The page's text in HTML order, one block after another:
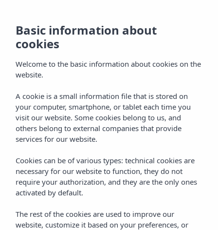
Vibra Hotels
Mallorca
Home MALLORCA
Basic information about
cookies
Welcome to the basic information about cookies on the
website.
A cookie is a small information file that is stored on
your computer, smartphone, or tablet each time you
visit our website. Some cookies belong to us, and
others belong to external companies that provide
services for our website.
Cookies can be of various types: technical cookies are
necessary for our website to function, they do not
require your authorization, and they are the only ones
activated by default.
The rest of the cookies are used to improve our
website, customize it based on your preferences, or